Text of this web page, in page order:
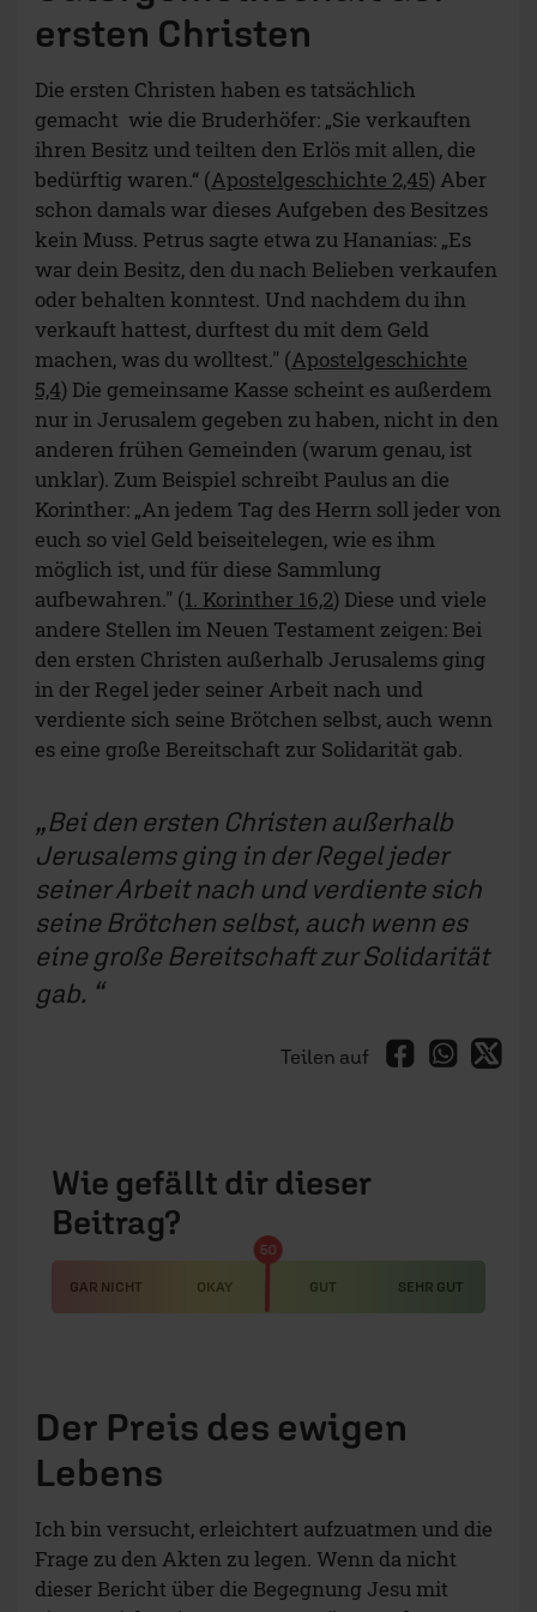
ersten Christen
Die ersten Christen haben es tatsächlich
gemacht wie die Bruderhöfer: „Sie verkauften
ihren Besitz und teilten den Erlös mit allen, die
bedürftig waren.“ (Apostelgeschichte 2,45) Aber
schon damals war dieses Aufgeben des Besitzes
kein Muss. Petrus sagte etwa zu Hananias: „Es
war dein Besitz, den du nach Belieben verkaufen
oder behalten konntest. Und nachdem du ihn
verkauft hattest, durftest du mit dem Geld
machen, was du wolltest." (Apostelgeschichte
5,4) Die gemeinsame Kasse scheint es außerdem
nur in Jerusalem gegeben zu haben, nicht in den
anderen frühen Gemeinden (warum genau, ist
unklar). Zum Beispiel schreibt Paulus an die
Korinther: „An jedem Tag des Herrn soll jeder von
euch so viel Geld beiseitelegen, wie es ihm
möglich ist, und für diese Sammlung
aufbewahren." (1. Korinther 16,2) Diese und viele
andere Stellen im Neuen Testament zeigen: Bei
den ersten Christen außerhalb Jerusalems ging
in der Regel jeder seiner Arbeit nach und
verdiente sich seine Brötchen selbst, auch wenn
es eine große Bereitschaft zur Solidarität gab.
Bei den ersten Christen außerhalb
Jerusalems ging in der Regel jeder
seiner Arbeit nach und verdiente sich
seine Brötchen selbst, auch wenn es
eine große Bereitschaft zur Solidarität
gab.
Teilen auf
Wie gefällt dir dieser
Beitrag?
GAR NICHT OKAY GUT SEHR GUT
50
Der Preis des ewigen
Lebens
Ich bin versucht, erleichtert aufzuatmen und die
Frage zu den Akten zu legen. Wenn da nicht
dieser Bericht über die Begegnung Jesu mit